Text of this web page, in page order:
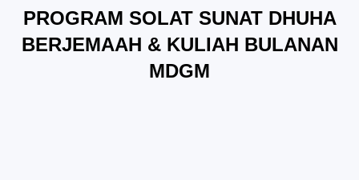
PROGRAM SOLAT SUNAT DHUHA
BERJEMAAH & KULIAH BULANAN
MDGM